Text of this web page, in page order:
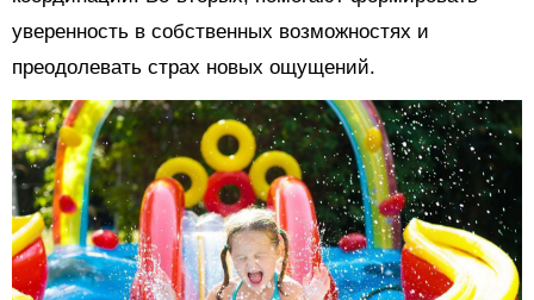
уверенность в собственных возможностях и
преодолевать страх новых ощущений.